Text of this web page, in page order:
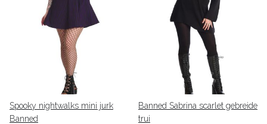
Spooky nightwalks mini jurk
Banned
Banned Sabrina scarlet gebreide
trui